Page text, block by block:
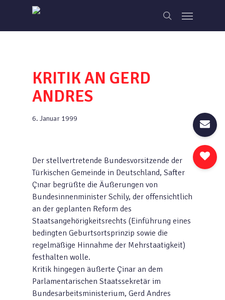
main
search
Menu
KRITIK AN GERD
ANDRES
6. Januar 1999
Der stellvertretende Bundesvorsitzende der
Türkischen Gemeinde in Deutschland, Safter
Çınar begrüßte die Äußerungen von
Bundesinnenminister Schily, der offensichtlich
an der geplanten Reform des
Staatsangehörigkeitsrechts (Einführung eines
bedingten Geburtsortsprinzip sowie die
regelmäßige Hinnahme der Mehrstaatigkeit)
festhalten wolle.
Kritik hingegen äußerte Çinar an dem
Parlamentarischen Staatssekretär im
Bundesarbeitsministerium, Gerd Andres